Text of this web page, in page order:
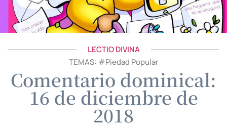
LECTIO DIVINA
TEMAS: #Piedad Popular
Comentario dominical:
16 de diciembre de
2018